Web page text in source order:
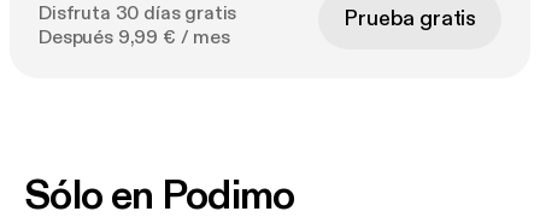
Disfruta 30 días gratis
Después 9,99 € / mes
Prueba gratis
Sólo en Podimo